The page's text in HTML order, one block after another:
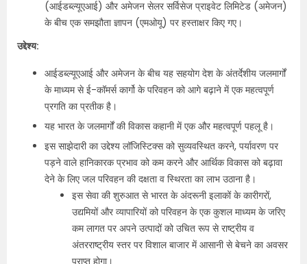
(आईडब्ल्यूएआई) और अमेजन सेलर सर्विसेज प्राइवेट लिमिटेड (अमेजन)
के बीच एक समझौता ज्ञापन (एमओयू) पर हस्ताक्षर किए गए।
उद्देश्य:
आईडब्ल्यूएआई और अमेजन के बीच यह सहयोग देश के अंतर्देशीय जलमार्गों
के माध्यम से ई-कॉमर्स कार्गो के परिवहन को आगे बढ़ाने में एक महत्वपूर्ण
प्रगति का प्रतीक है।
यह भारत के जलमार्गों की विकास कहानी में एक और महत्वपूर्ण पहलू है।
इस साझेदारी का उद्देश्य लॉजिस्टिक्स को सुव्यवस्थित करने, पर्यावरण पर
पड़ने वाले हानिकारक प्रभाव को कम करने और आर्थिक विकास को बढ़ावा
देने के लिए जल परिवहन की दक्षता व स्थिरता का लाभ उठाना है।
इस सेवा की शुरुआत से भारत के अंदरूनी इलाकों के कारीगरों,
उद्यमियों और व्यापारियों को परिवहन के एक कुशल माध्यम के जरिए
कम लागत पर अपने उत्पादों को उचित रूप से राष्ट्रीय व
अंतरराष्ट्रीय स्तर पर विशाल बाजार में आसानी से बेचने का अवसर
प्राप्त होगा।